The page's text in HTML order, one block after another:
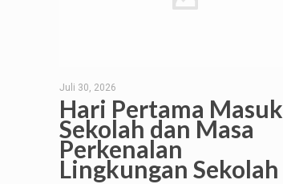
Juli 30, 2026
Hari Pertama Masuk
Sekolah dan Masa
Perkenalan
Lingkungan Sekolah